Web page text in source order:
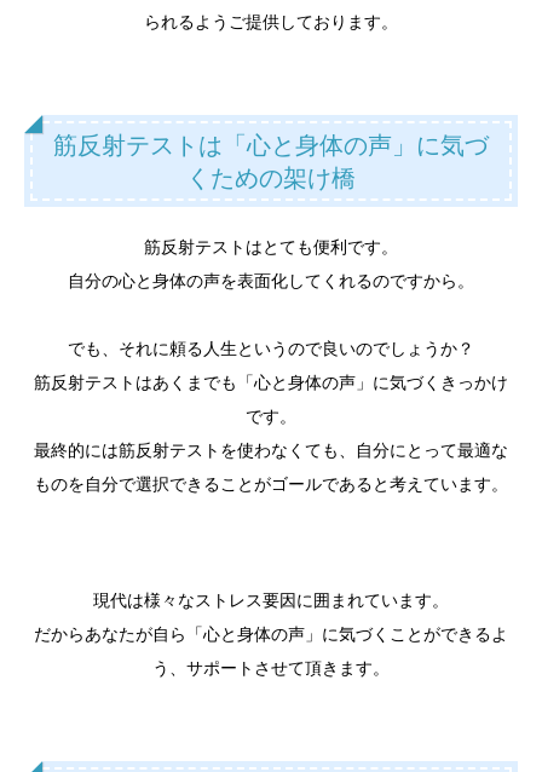
られるようご提供しております。
筋反射テストは「心と身体の声」に気づ
くための架け橋
筋反射テストはとても便利です。
自分の心と身体の声を表面化してくれるのですから。
でも、それに頼る人生というので良いのでしょうか？
筋反射テストはあくまでも「心と身体の声」に気づくきっかけ
です。
最終的には筋反射テストを使わなくても、自分にとって最適な
ものを自分で選択できることがゴールであると考えています。
現代は様々なストレス要因に囲まれています。
だからあなたが自ら「心と身体の声」に気づくことができるよ
う、サポートさせて頂きます。